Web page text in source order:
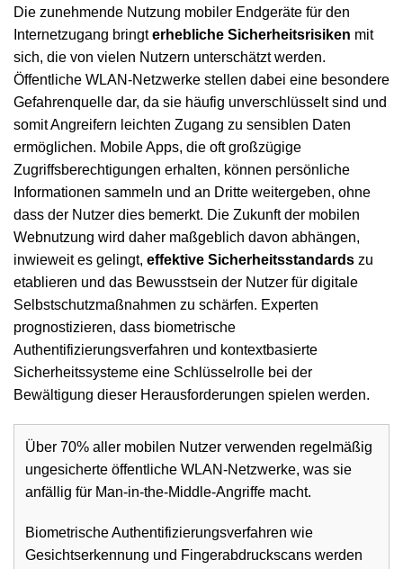
Die zunehmende Nutzung mobiler Endgeräte für den
Internetzugang bringterhebliche Sicherheitsrisiken mit
sich, die von vielen Nutzern unterschätzt werden.
Öffentliche WLAN-Netzwerke stellen dabei eine besondere
Gefahrenquelle dar, da sie häufig unverschlüsselt sind und
somit Angreifern leichten Zugang zu sensiblen Daten
ermöglichen. Mobile Apps, die oft großzügige
Zugriffsberechtigungen erhalten, können persönliche
Informationen sammeln und an Dritte weitergeben, ohne
dass der Nutzer dies bemerkt. Die Zukunft der mobilen
Webnutzung wird daher maßgeblich davon abhängen,
inwieweit es gelingt, effektive Sicherheitsstandards zu
etablieren und das Bewusstsein der Nutzer für digitale
Selbstschutzmaßnahmen zu schärfen. Experten
prognostizieren, dass biometrische
Authentifizierungsverfahren und kontextbasierte
Sicherheitssysteme eine Schlüsselrolle bei der
Bewältigung dieser Herausforderungen spielen werden.
Über 70% aller mobilen Nutzer verwenden regelmäßig
ungesicherte öffentliche WLAN-Netzwerke, was sie
anfällig für Man-in-the-Middle-Angriffe macht.
Biometrische Authentifizierungsverfahren wie
Gesichtserkennung und Fingerabdruckscans werden